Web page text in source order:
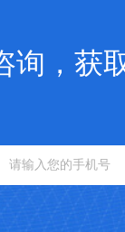
询，获